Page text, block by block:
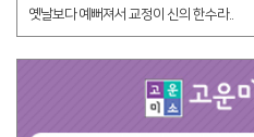
옛날보다 예뻐져서 교정이 신의 한수라..